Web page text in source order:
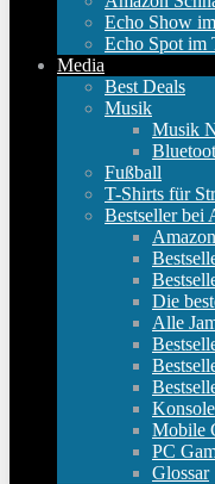
Echo Show
Echo Spot im
Media
Best Deals
Musik
Musik
Fußball
T-Shirts für
Bestseller bei
Die
Alle
Mobile
PC
Glossar